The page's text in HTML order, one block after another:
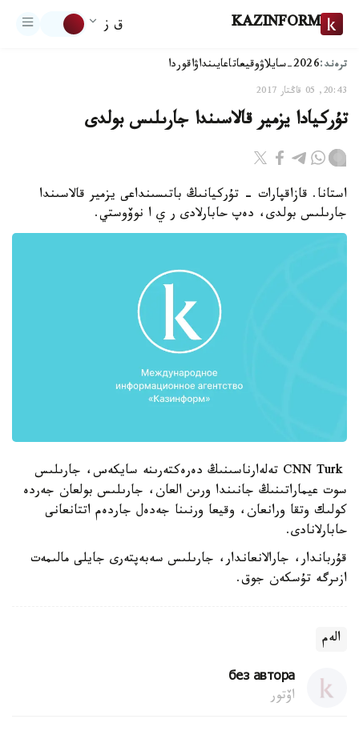
KAZINFORM ق ز
ترەند:2026-سايلاۋ وقيعاتاعايىنداۋاقوردا
20:43, 05 قاڭتار 2017
تۇركيادا يزمير قالاسىندا جارىلىس بولدى
استانا. قازاقپارات - تۇركيانىڭ باتىسىنداعى يزمير قالاسىندا
جارىلىس بولدى، دەپ حابارلادى ر ي ا نوۆوستي.
CNN Turk تەلەارناسىنىڭ دەرەكتەرىنە سايكەس، جارىلىس
سوت عيماراتىنىڭ جانىندا ورىن العان، جارىلىس بولعان جەردە
كولىك وتقا ورانعان، وقيعا ورنىنا جەدەل جاردەم اتتانعانى
حابارلانادى.
قۇرباندار، جارالانعاندار، جارىلىس سەبەپتەرى جايلى مالىمەت
ازىرگە تۇسكەن جوق.
الەم
без автора
اۆتور